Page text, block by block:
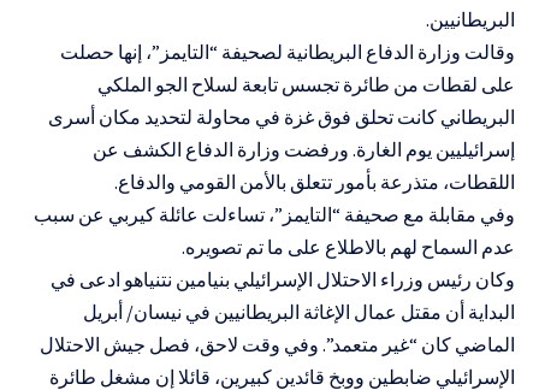
البريطانيين.
وقالت وزارة الدفاع البريطانية لصحيفة “التايمز”، إنها حصلت
على لقطات من طائرة تجسس تابعة لسلاح الجو الملكي
البريطاني كانت تحلق فوق غزة في محاولة لتحديد مكان أسرى
إسرائيليين يوم الغارة. ورفضت وزارة الدفاع الكشف عن
اللقطات، متذرعة بأمور تتعلق بالأمن القومي والدفاع.
وفي مقابلة مع صحيفة “التايمز”، تساءلت عائلة كيربي عن سبب
عدم السماح لهم بالاطلاع على ما تم تصويره.
وكان رئيس وزراء الاحتلال الإسرائيلي بنيامين نتنياهو ادعى في
البداية أن مقتل عمال الإغاثة البريطانيين في نيسان/ أبريل
الماضي كان “غير متعمد”. وفي وقت لاحق، فصل جيش الاحتلال
الإسرائيلي ضابطين ووبخ قائدين كبيرين، قائلا إن مشغل طائرة